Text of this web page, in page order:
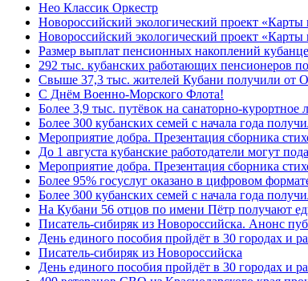
Нео Классик Оркестр
Новороссийский экологический проект
Новороссийский экологический проект
Размер выплат пенсионных накоплений
292 тыс. кубанских работающих пенсионеров
Свыше 37,3 тыс. жителей Кубани получили от
C Днём Военно-Морского Флота!
Более 3,9 тыс. путёвок на санаторно-
Более 300 кубанских семей с начала года
Мероприятие добра. Презентация сборника
До 1 августа кубанские работодатели могут
Мероприятие добра. Презентация сборника
Более 95% госуслуг оказано в цифровом
Более 300 кубанских семей с начала года
На Кубани 56 отцов по имени Пётр получают
Писатель-сибиряк из Новороссийска. Анонс
День единого пособия пройдёт в 30 городах и
Писатель-сибиряк из Новороссийска
День единого пособия пройдёт в 30 городах и